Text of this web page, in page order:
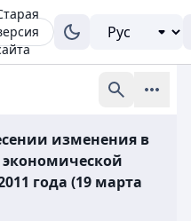
изменения в
года (19 марта